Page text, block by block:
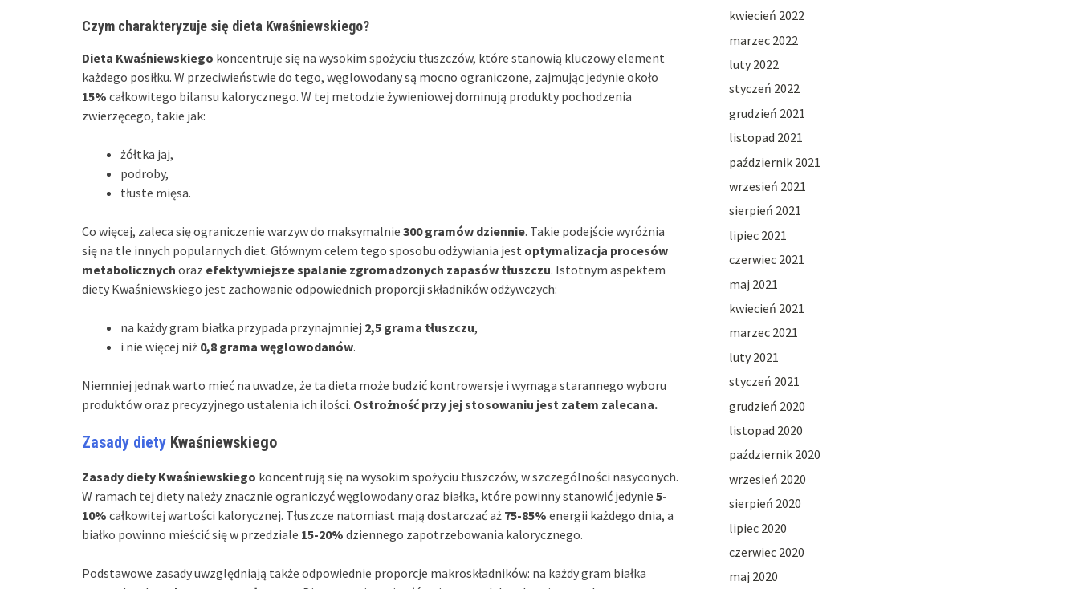
Czym charakteryzuje się dieta Kwaśniewskiego?
Dieta Kwaśniewskiego koncentruje się na wysokim spożyciu tłuszczów, które stanowią kluczowy element
każdego posiłku. W przeciwieństwie do tego, węglowodany są mocno ograniczone, zajmując jedynie około
15% całkowitego bilansu kalorycznego. W tej metodzie żywieniowej dominują produkty pochodzenia
zwierzęcego, takie jak:
żółtka jaj,
podroby,
tłuste mięsa.
Co więcej, zaleca się ograniczenie warzyw do maksymalnie 300 gramów dziennie. Takie podejście wyróżnia
się na tle innych popularnych diet. Głównym celem tego sposobu odżywiania jest optymalizacja procesów
metabolicznych oraz efektywniejsze spalanie zgromadzonych zapasów tłuszczu. Istotnym aspektem
diety Kwaśniewskiego jest zachowanie odpowiednich proporcji składników odżywczych:
na każdy gram białka przypada przynajmniej 2,5 grama tłuszczu,
i nie więcej niż 0,8 grama węglowodanów.
Niemniej jednak warto mieć na uwadze, że ta dieta może budzić kontrowersje i wymaga starannego wyboru
produktów oraz precyzyjnego ustalenia ich ilości. Ostrożność przy jej stosowaniu jest zatem zalecana.
Zasady diety Kwaśniewskiego
Zasady diety Kwaśniewskiego koncentrują się na wysokim spożyciu tłuszczów, w szczególności nasyconych.
W ramach tej diety należy znacznie ograniczyć węglowodany oraz białka, które powinny stanowić jedynie 5-
10% całkowitej wartości kalorycznej. Tłuszcze natomiast mają dostarczać aż 75-85% energii każdego dnia, a
białko powinno mieścić się w przedziale 15-20% dziennego zapotrzebowania kalorycznego.
Podstawowe zasady uwzględniają także odpowiednie proporcje makroskładników: na każdy gram białka
kwiecień 2022
marzec 2022
luty 2022
styczeń 2022
grudzień 2021
listopad 2021
październik 2021
wrzesień 2021
sierpień 2021
lipiec 2021
czerwiec 2021
maj 2021
kwiecień 2021
marzec 2021
luty 2021
styczeń 2021
grudzień 2020
listopad 2020
październik 2020
wrzesień 2020
sierpień 2020
lipiec 2020
czerwiec 2020
maj 2020